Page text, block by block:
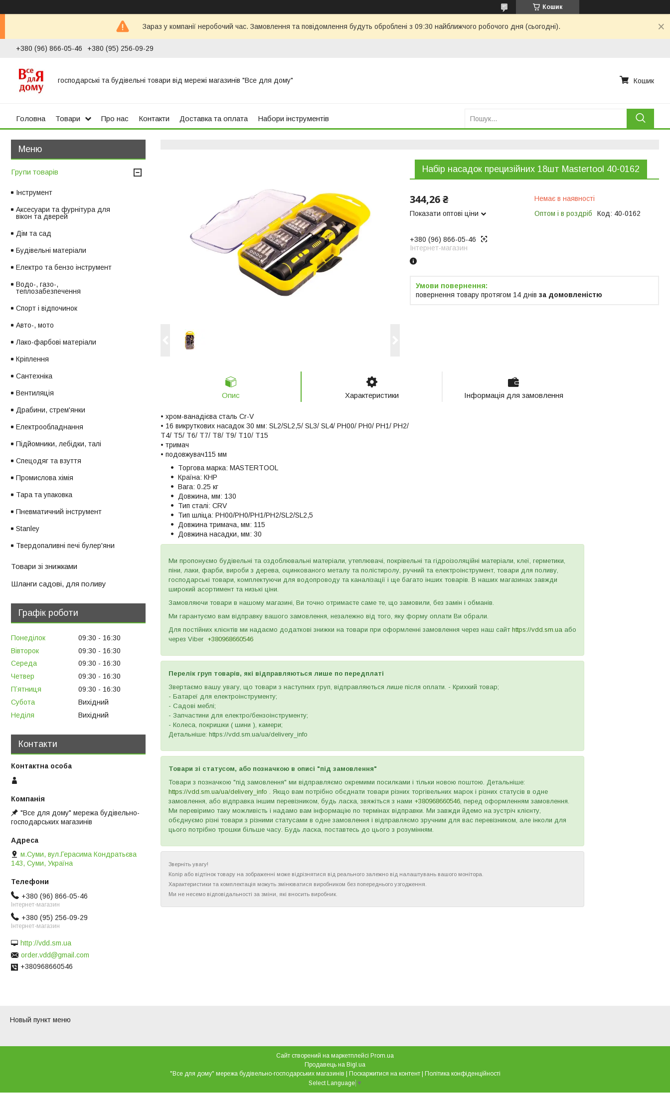
Кошик
Зараз у компанії неробочий час. Замовлення та повідомлення будуть оброблені з 09:30 найближчого робочого дня (сьогодні).
+380 (96) 866-05-46 +380 (95) 256-09-29
господарські та будівельні товари від мережі магазинів "Все для дому" Кошик
Головна Товари Про нас Контакти Доставка та оплата Набори інструментів
Набір насадок прецизійних 18шт Mastertool 40-0162
344,26 ₴
Показати оптові ціни
Немає в наявності
Оптом і в роздріб
Код: 40-0162
+380 (96) 866-05-46
Інтернет-магазин
повернення товару протягом 14 днів за домовленістю
Опис Характеристики Інформація для замовлення
• хром-ванадієва сталь Cr-V
• 16 викруткових насадок 30 мм: SL2/SL2,5/ SL3/ SL4/ PH00/ PH0/ PH1/ PH2/
T4/ T5/ T6/ T7/ T8/ T9/ T10/ T15
• тримач
• подовжувач115 мм
Торгова марка: MASTERTOOL
Країна: КНР
Вага: 0.25 кг
Довжина, мм: 130
Тип сталі: CRV
Тип шліца: PH00/PH0/PH1/PH2/SL2/SL2,5
Довжина тримача, мм: 115
Довжина насадки, мм: 30
Ми пропонуємо будівельні та оздоблювальні матеріали, утеплювачі, покрівельні та гідроізоляційні матеріали, клеї, герметики,
піни, лаки, фарби, вироби з дерева, оцинкованого металу та полістиролу, ручний та електроінструмент, товари для поливу,
господарські товари, комплектуючи для водопроводу та каналізації і ще багато інших товарів. В наших магазинах завжди
широкий асортимент та низькі ціни.
Замовляючи товари в нашому магазині, Ви точно отримаєте саме те, що замовили, без замін і обманів.
Ми гарантуємо вам відправку вашого замовлення, незалежно від того, яку форму оплати Ви обрали.
Для постійних клієнтів ми надаємо додаткові знижки на товари при оформленні замовлення через наш сайт https://vdd.sm.ua або
через Viber +380968660546
Перелік груп товарів, які відправляються лише по передплаті
Звертаємо вашу увагу, що товари з наступних груп, відправляються лише після оплати. - Крихкий товар;
- Батареї для електроінструменту;
- Садові меблі;
- Запчастини для електро/бензоінструменту;
- Колеса, покришки ( шини ), камери;
Детальніше: https://vdd.sm.ua/ua/delivery_info
Товари зі статусом, або позначкою в описі "під замовлення"
Товари з позначкою "під замовлення" ми відправляємо окремими посилками і тільки новою поштою. Детальніше:
https://vdd.sm.ua/ua/delivery_info . Якщо вам потрібно обєднати товари різних торгівельних марок і різних статусів в одне
замовлення, або відправка іншим перевізником, будь ласка, звяжіться з нами +380968660546, перед оформленням замовлення.
Ми перевіримо таку можливість і надамо вам інформацію по термінах відправки. Ми завжди йдемо на зустріч клієнту,
обєднуємо різні товари з різними статусами в одне замовлення і відправляємо зручним для вас перевізником, але інколи для
цього потрібно трошки більше часу. Будь ласка, поставтесь до цього з розумінням.
Зверніть увагу!
Колір або відтінок товару на зображенні може відрізнятися від реального залежно від налаштувань вашого монітора.
Характеристики та комплектація можуть змінюватися виробником без попереднього узгодження.
Ми не несемо відповідальності за зміни, які вносить виробник.
Групи товарів
Інструмент
Аксесуари та фурнітура для
вікон та дверей
Дім та сад
Будівельні матеріали
Електро та бензо інструмент
Водо-, газо-,
теплозабезпечення
Спорт і відпочинок
Авто-, мото
Лако-фарбові матеріали
Кріплення
Сантехніка
Вентиляція
Драбини, стрем'янки
Електрообладнання
Підйомники, лебідки, талі
Спецодяг та взуття
Промислова хімія
Тара та упаковка
Пневматичний інструмент
Stanley
Твердопаливні печі булер'яни
Товари зі знижками
Шланги садові, для поливу
Графік роботи
Понеділок 09:30
16:30
Вівторок
09:30
16:30
Середа
09:30
16:30
Четвер
09:30
16:30
Пʼятниця
09:30
16:30
Субота
Вихідний
Неділя
Вихідний
Контакти
"Все для дому" мережа будівельно-
господарських магазинів
м.Суми, вул.Герасима Кондратьєва
143, Суми, Україна
+380 (96) 866-05-46
Інтернет-магазин
+380 (95) 256-09-29
Інтернет-магазин
http://vdd.sm.ua
order.vdd@gmail.com
+380968660546
Новый пункт меню
Сайт створений на маркетплейсі Prom.ua
Продавець на Bigl.ua
Поскаржитися на контент
Політика конфіденційності
Select Language ▼